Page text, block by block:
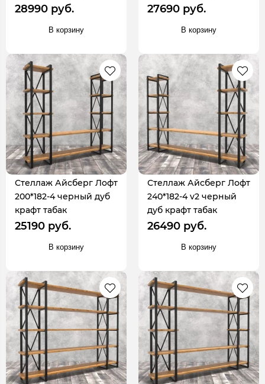
28990 руб.
В корзину
27690 руб.
В корзину
Стеллаж Айсберг Лофт
200*182-4 черный дуб
крафт табак
25190 руб.
В корзину
Стеллаж Айсберг Лофт
240*182-4 v2 черный
дуб крафт табак
26490 руб.
В корзину